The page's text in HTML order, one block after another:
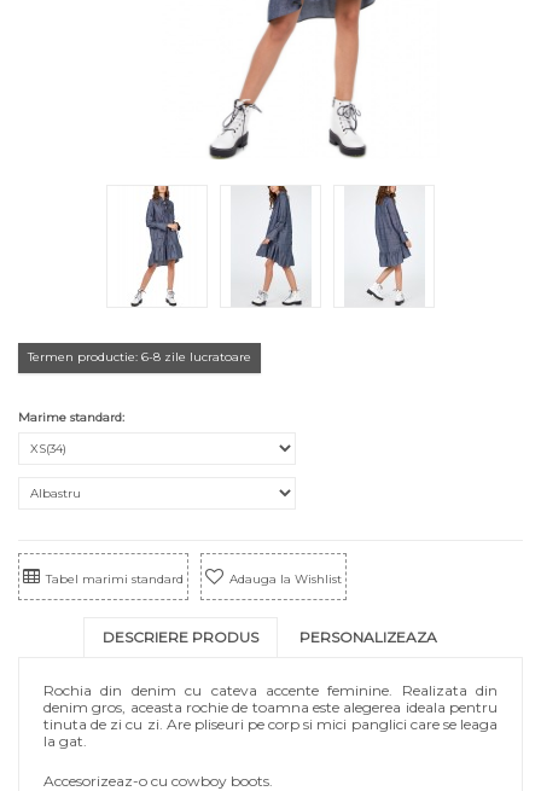
Termen productie: 6-8 zile lucratoare
Marime standard:
Tabel marimi standard Adauga la Wishlist
DESCRIERE PRODUS PERSONALIZEAZA
Rochia din denim cu cateva accente feminine. Realizata din
denim gros, aceasta rochie de toamna este alegerea ideala pentru
tinuta de zi cu zi. Are pliseuri pe corp si mici panglici care se leaga
la gat.
Accesorizeaz-o cu cowboy boots.